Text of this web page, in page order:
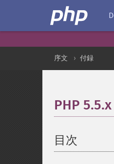
序文 付録
PHP
目次